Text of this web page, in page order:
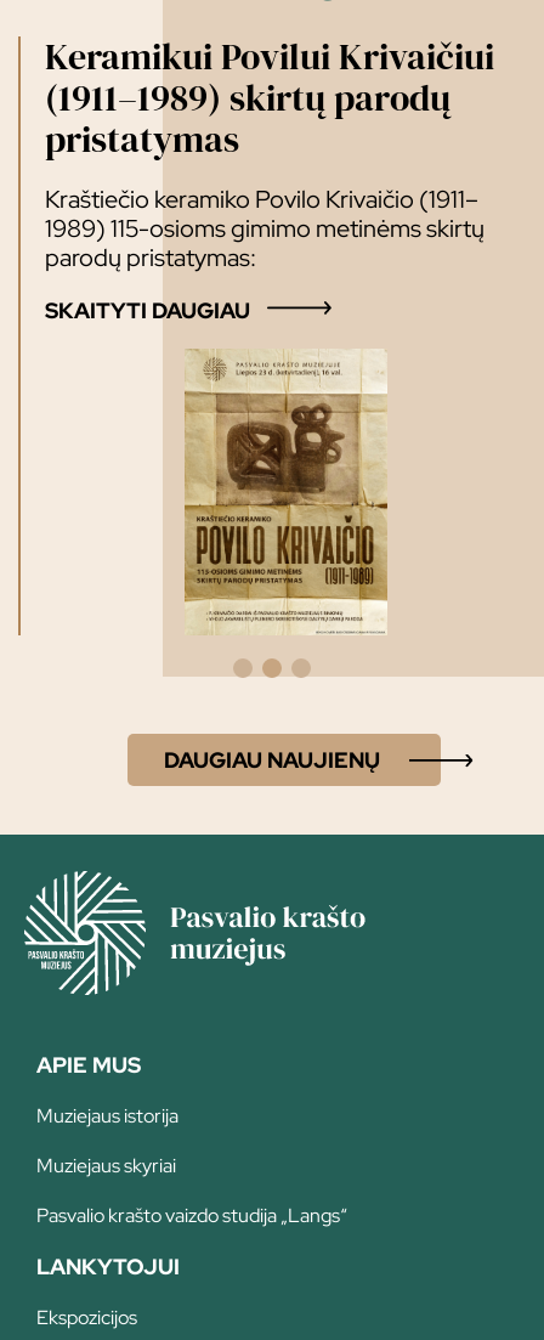
Keramikui Povilui Krivaičiui
(1911–1989) skirtų parodų
pristatymas
Kraštiečio keramiko Povilo Krivaičio (1911–
1989) 115-osioms gimimo metinėms skirtų
parodų pristatymas:
SKAITYTI DAUGIAU
DAUGIAU NAUJIENŲ
APIE MUS
Muziejaus istorija
Muziejaus skyriai
Pasvalio krašto vaizdo studija „Langs“
LANKYTOJUI
Ekspozicijos